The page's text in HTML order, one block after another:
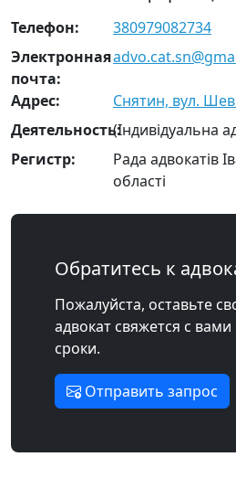
Телефон:
380979082734
Электронная
почта:
Адрес:
Снятин, вул.
Деятельность:(Індивідуальна
Регистр:
Рада адвокатів
області
Обратитесь к
Пожалуйста, оставьте
адвокат свяжется с
сроки.
Отправить запрос